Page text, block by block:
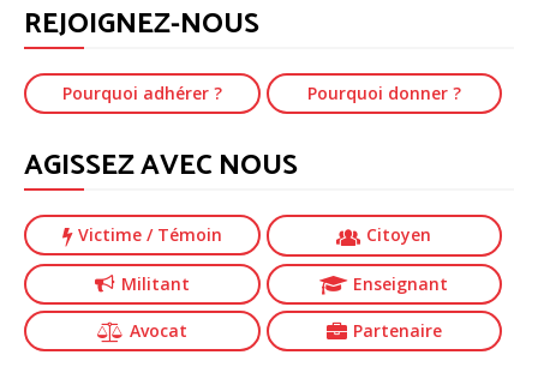
REJOIGNEZ-NOUS
Pourquoi adhérer ? Pourquoi donner ?
AGISSEZ AVEC NOUS
Victime / Témoin Citoyen
Militant Enseignant
Avocat Partenaire